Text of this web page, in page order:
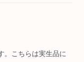
。こちらは実生品に